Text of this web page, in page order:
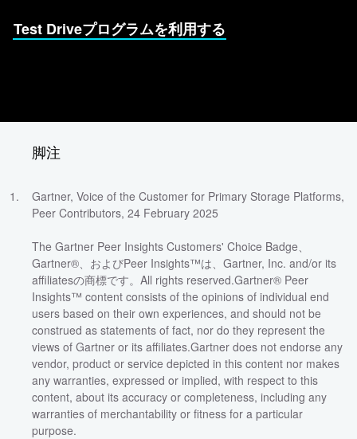
Test Driveプログラムを利用する
脚注
Gartner, Voice of the Customer for Primary Storage Platforms,
Peer Contributors, 24 February 2025
The Gartner Peer Insights Customers' Choice Badge、
Gartner®、およびPeer Insights™は、Gartner, Inc. and/or its
affiliatesの商標です。All rights reserved.Gartner® Peer
Insights™ content consists of the opinions of individual end
users based on their own experiences, and should not be
construed as statements of fact, nor do they represent the
views of Gartner or its affiliates.Gartner does not endorse any
vendor, product or service depicted in this content nor makes
any warranties, expressed or implied, with respect to this
content, about its accuracy or completeness, including any
warranties of merchantability or fitness for a particular
purpose.